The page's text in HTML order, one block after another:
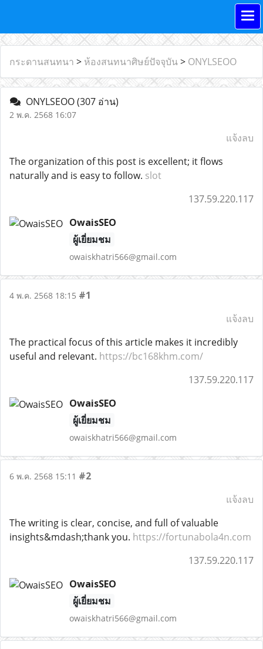
กระดานสนทนา > ห้องสนทนาศิษย์ปัจจุบัน> ONYLSEOO
ONYLSEOO(307 อ่าน)
2 พ.ค. 2568 16:07
แจ้งลบ
The organization of this post is excellent; it flows
naturally and is easy to follow. slot
137.59.220.117
OwaisSEO
ผู้เยี่ยมชม
owaiskhatri566@gmail.com
4 พ.ค. 2568 18:15 #1
แจ้งลบ
The practical focus of this article makes it incredibly
useful and relevant. https://bc168khm.com/
137.59.220.117
OwaisSEO
ผู้เยี่ยมชม
owaiskhatri566@gmail.com
6 พ.ค. 2568 15:11 #2
แจ้งลบ
The writing is clear, concise, and full of valuable
insights&mdash;thank you. https://fortunabola4n.com
137.59.220.117
OwaisSEO
ผู้เยี่ยมชม
owaiskhatri566@gmail.com